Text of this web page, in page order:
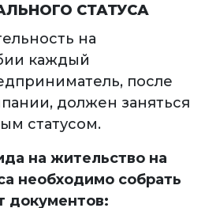
СТАТУСА
на
каждый
после
должен заняться
статусом.
на жительство на
необходимо собрать
документов: